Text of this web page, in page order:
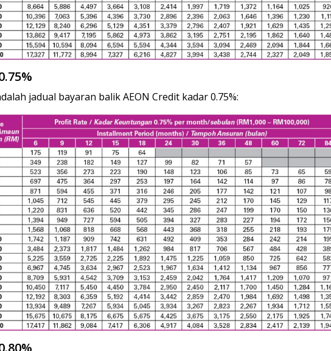
jadual bayaran balik AEON Credit kadar 0.75%: